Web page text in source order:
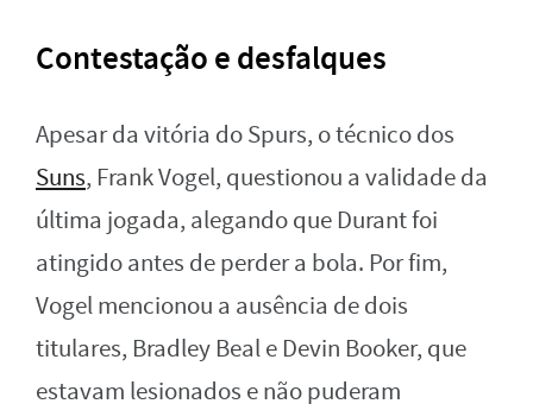
Contestação e desfalques
Apesar da vitória do Spurs, o técnico dos
Suns, Frank Vogel, questionou a validade da
última jogada, alegando que Durant foi
atingido antes de perder a bola. Por fim,
Vogel mencionou a ausência de dois
titulares, Bradley Beal e Devin Booker, que
estavam lesionados e não puderam